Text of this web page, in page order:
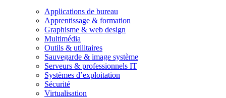
Applications de bureau
Apprentissage & formation
Graphisme & web design
Multimédia
Outils & utilitaires
Sauvegarde & image système
Serveurs & professionnels IT
Systèmes d’exploitation
Sécurité
Virtualisation